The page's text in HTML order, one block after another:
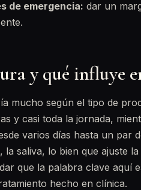
de emergencia: dar un
y qué influye
mucho según el tipo de
y casi toda la jornada,
varios días hasta un par
la saliva, lo bien que ajuste
que la palabra clave aquí
hecho en clínica.